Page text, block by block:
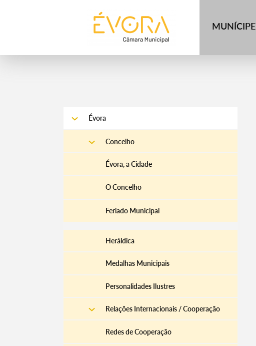
MUNÍCIPE
Évora
Concelho
Évora, a Cidade
O Concelho
Feriado Municipal
Heráldica
Medalhas Municipais
Personalidades Ilustres
Relações Internacionais / Cooperação
Redes de Cooperação